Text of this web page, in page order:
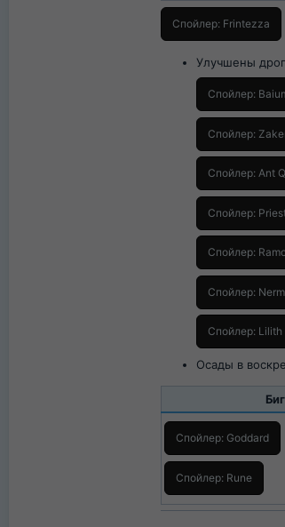
Спойлер: Frintezza
Улучшены
Спойлер:
Спойлер:
Спойлер: Ant
Спойлер:
Спойлер:
Спойлер:
Спойлер: Lilith
Осады в
Спойлер: Goddard
Спойлер: Rune